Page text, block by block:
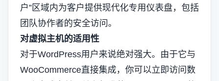
户”区域内为客户提供现代化专用仪表盘，包括
团队协作者的安全访问。
对虚拟主机的适用性
对于WordPress用户来说绝对强大。由于它与
WooCommerce直接集成，你可以立即访问数